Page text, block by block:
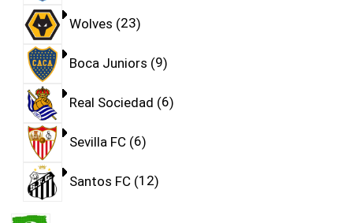
Wolves 23
Boca Juniors 9
Real Sociedad 6
Sevilla FC 6
Santos FC 12